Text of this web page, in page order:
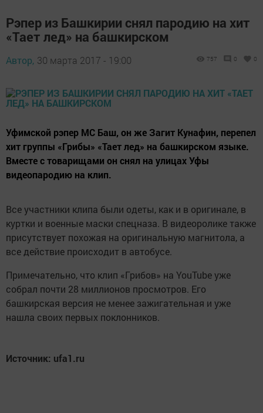
Рэпер из Башкирии снял пародию на хит
«Тает лед» на башкирском
Автор, 30 марта 2017 - 19:00 757 0 0
Уфимской рэпер МС Баш, он же Загит Кунафин, перепел
хит группы «Грибы» «Тает лед» на башкирском языке.
Вместе с товарищами он снял на улицах Уфы
видеопародию на клип.
Все участники клипа были одеты, как и в оригинале, в
куртки и военные маски спецназа. В видеоролике также
присутствует похожая на оригинальную магнитола, а
все действие происходит в автобусе.
Примечательно, что клип «Грибов» на YouTube уже
собрал почти 28 миллионов просмотров. Его
башкирская версия не менее зажигательная и уже
нашла своих первых поклонников.
Источник: ufa1.ru